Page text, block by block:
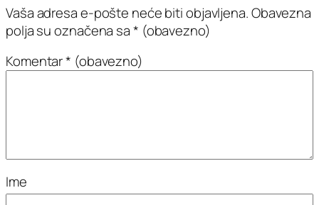
Vaša adresa e-pošte neće biti objavljena.Obavezna
polja su označena sa* (obavezno)
Komentar* (obavezno)
Ime